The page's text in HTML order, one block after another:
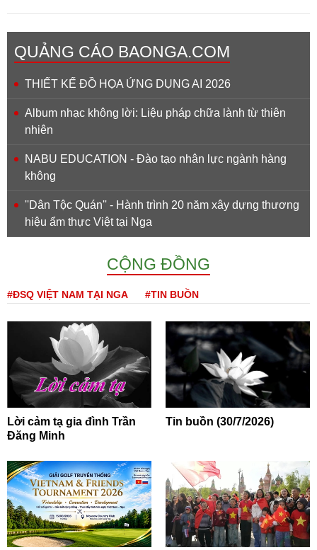
QUẢNG CÁO BAONGA.COM
THIẾT KẾ ĐỒ HỌA ỨNG DỤNG AI 2026
Album nhạc không lời: Liệu pháp chữa lành từ thiên
nhiên
NABU EDUCATION - Đào tạo nhân lực ngành hàng
không
''Dân Tộc Quán'' - Hành trình 20 năm xây dựng thương
hiệu ẩm thực Việt tại Nga
CỘNG ĐỒNG
#ĐSQ VIỆT NAM TẠI NGA #TIN BUỒN
Lời cảm tạ gia đình Trần
Đăng Minh
Tin buồn (30/7/2026)